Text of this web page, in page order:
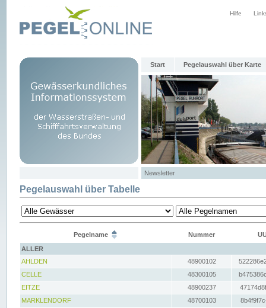
Hilfe
Start Pegelauswahl über Karte
Newsletter
Pegelauswahl über Tabelle
Pegelname Nummer
ALLER
AHLDEN
48900102
CELLE
48300105
EITZE
48900237
MARKLENDORF
48700103